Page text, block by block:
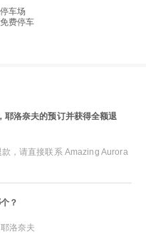
停车场
免费停车
洛奈夫的预订并获得全额退
，请直接联系 Amazing Aurora
？
洛奈夫